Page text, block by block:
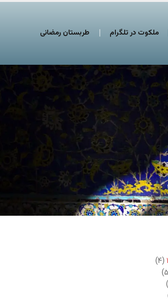
ملکوت در تلگرام طربستان رمضانی
(۴)